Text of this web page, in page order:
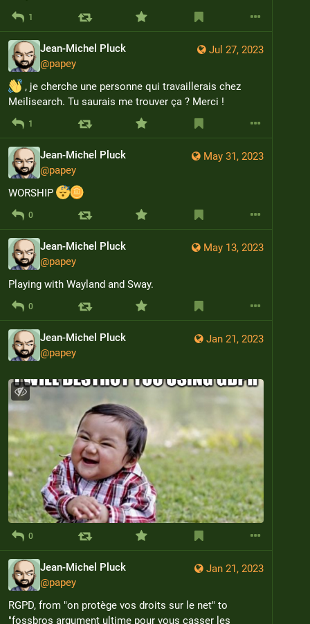
1
Jul 27, 2023
Jean-Michel Pluck
@papey
, je cherche une personne qui travaillerais chez
Meilisearch. Tu saurais me trouver ça ? Merci !
1
May 31, 2023
Jean-Michel Pluck
@papey
WORSHIP
0
May 13, 2023
Jean-Michel Pluck
@papey
Playing with Wayland and Sway.
0
Jan 21, 2023
Jean-Michel Pluck
@papey
0
Jan 21, 2023
Jean-Michel Pluck
@papey
RGPD, from "on protège vos droits sur le net" to
"fossbros argument ultime pour vous casser les